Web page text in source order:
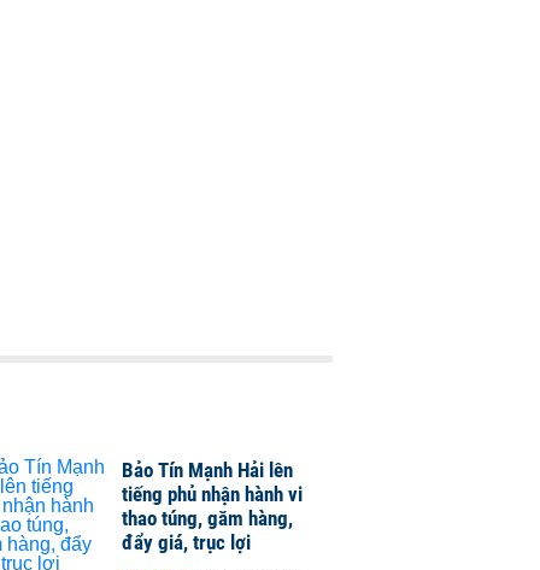
Bảo Tín Mạnh Hải lên
tiếng phủ nhận hành vi
thao túng, găm hàng,
đẩy giá, trục lợi